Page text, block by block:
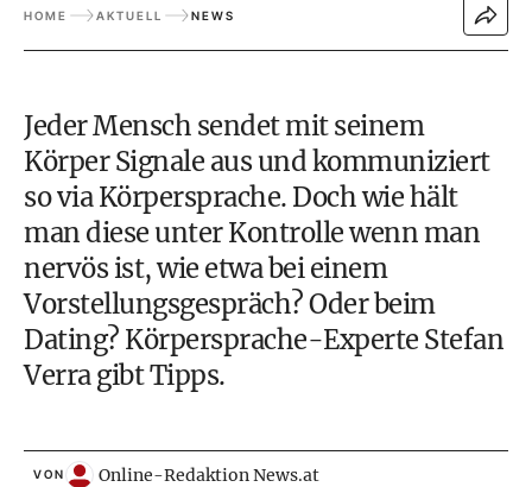
HOME AKTUELL NEWS
Jeder Mensch sendet mit seinem
Körper Signale aus und kommuniziert
so via Körpersprache. Doch wie hält
man diese unter Kontrolle wenn man
nervös ist, wie etwa bei einem
Vorstellungsgespräch? Oder beim
Dating? Körpersprache-Experte Stefan
Verra gibt Tipps.
VON Online-Redaktion News.at